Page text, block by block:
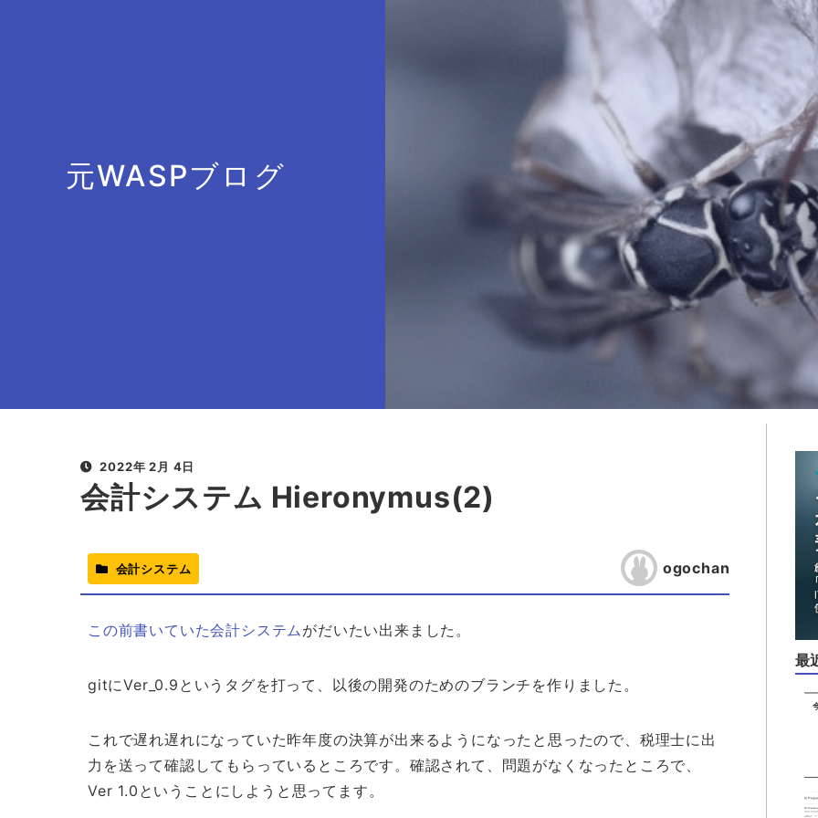
元WASPブログ
2022年 2月 4日
会計システム Hieronymus(2)
会計システム ogochan
この前書いていた会計システム がだいたい出来ました。
gitにVer_0.9というタグを打って、以後の開発のためのブランチを作りました。
これで遅れ遅れになっていた昨年度の決算が出来るようになったと思ったので、税理士に出
力を送って確認してもらっているところです。確認されて、問題がなくなったところで、
Ver 1.0ということにしようと思ってます。
最